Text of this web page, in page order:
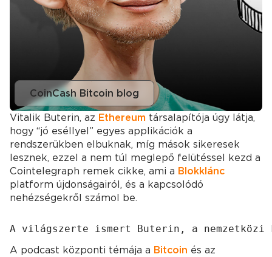
CoinCash Bitcoin blog
Vitalik Buterin, az Ethereum társalapítója úgy látja,
hogy “jó eséllyel” egyes applikációk a
rendszerükben elbuknak, míg mások sikeresek
lesznek, ezzel a nem túl meglepő felütéssel kezd a
Cointelegraph remek cikke, ami a Blokklánc
platform újdonságairól, és a kapcsolódó
nehézségekről számol be.
A világszerte ismert Buterin, a nemzetközi
A podcast központi témája a Bitcoin és az